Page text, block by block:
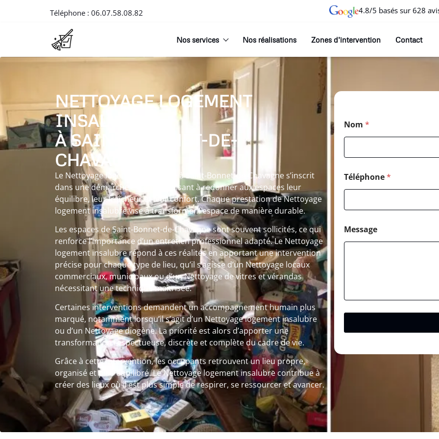
Téléphone : 06.07.58.08.82 4.8/5 basés sur 628
Nos services Nos réalisations Zones d’intervention Contact
NETTOYAGE LOGEMENT
INSALUBRE
À SAINT-BONNET-DE-
CHAVAGNE
Le Nettoyage logement insalubre à Saint-Bonnet-de-Chavagne s’inscrit
dans une démarche essentielle visant à redonner aux espaces leur
équilibre, leur fraîcheur et leur confort. Chaque prestation de Nettoyage
logement insalubre vise à transformer l’espace de manière durable.
Les espaces de Saint-Bonnet-de-Chavagne sont souvent sollicités, ce qui
renforce l’importance d’un entretien professionnel adapté. Le Nettoyage
logement insalubre répond à ces réalités en apportant une intervention
précise pour chaque type de lieu, qu’il s’agisse d’un Nettoyage locaux
commerciaux, municipaux ou d’un Nettoyage de vitres et vérandas
nécessitant une technique maîtrisée.
Certaines interventions demandent un accompagnement humain plus
marqué, notamment lorsqu’il s’agit d’un Nettoyage logement insalubre
ou d’un Nettoyage diogène. La priorité est alors d’apporter une
transformation respectueuse, discrète et complète du cadre de vie.
Grâce à cette intervention, les occupants retrouvent un lieu propre,
organisé et plus équilibré. Le Nettoyage logement insalubre contribue à
créer des lieux où il est plus simple de respirer, se ressourcer et avancer.
Nom *
Téléphone*
Message